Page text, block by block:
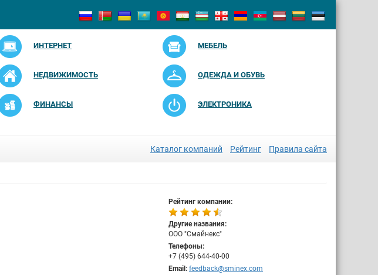
ИНТЕРНЕТ МЕБЕЛЬ
НЕДВИЖИМОСТЬ ОДЕЖДА И ОБУВЬ
ФИНАНСЫ ЭЛЕКТРОНИКА
Каталог компаний Рейтинг Правила сайта
Рейтинг компании:
Другие названия:
ООО "Смайнекс"
Телефоны:
+7 (495) 644-40-00
Email: feedback@sminex.com